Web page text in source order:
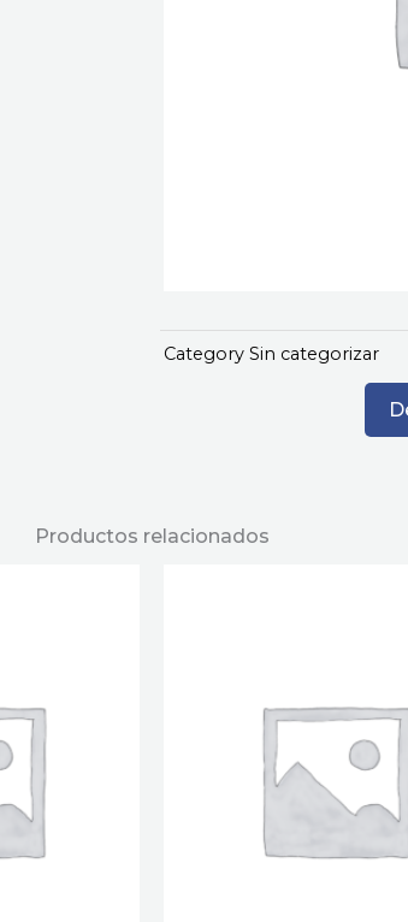
Category Sin categorizar
Productos relacionados